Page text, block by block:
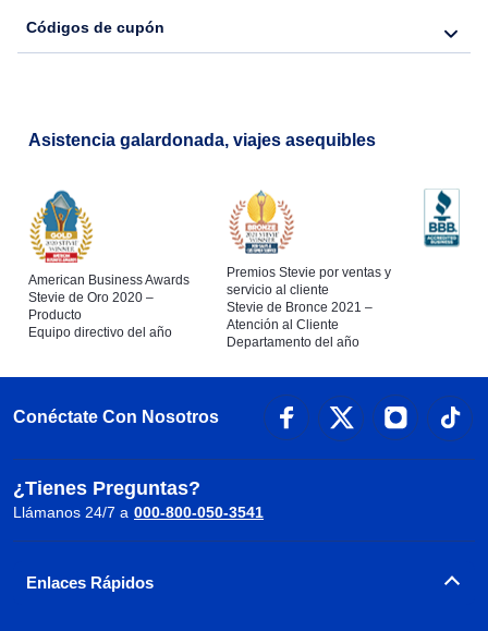
Códigos de cupón
Asistencia galardonada, viajes asequibles
American Business Awards
Stevie de Oro 2020 –
Producto
Equipo directivo del año
Premios Stevie por ventas y
servicio al cliente
Stevie de Bronce 2021 –
Atención al Cliente
Departamento del año
Conéctate Con Nosotros
¿Tienes Preguntas?
Llámanos 24/7 a 000-800-050-3541
Enlaces Rápidos